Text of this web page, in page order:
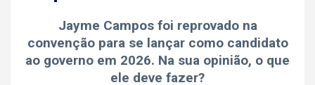
Jayme Campos foi reprovado na
convenção para se lançar como candidato
ao governo em 2026. Na sua opinião, o que
ele deve fazer?